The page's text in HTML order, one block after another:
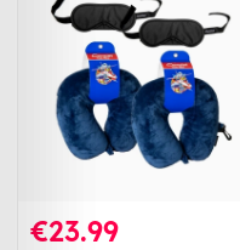
€23.99